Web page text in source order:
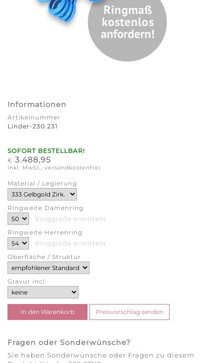
Informationen
Artikelnummer
Linder-230.231
SOFORT BESTELLBAR!
€ 3.488,95
inkl. MwSt., versandkostenfrei
Material / Legierung
Ringweite Damenring
Ringgröße ermitteln
Ringweite Herrenring
Ringgröße ermitteln
Oberfläche / Struktur
Gravur incl.
Fragen oder Sonderwünsche?
Sie haben Sonderwünsche oder Fragen zu diesem